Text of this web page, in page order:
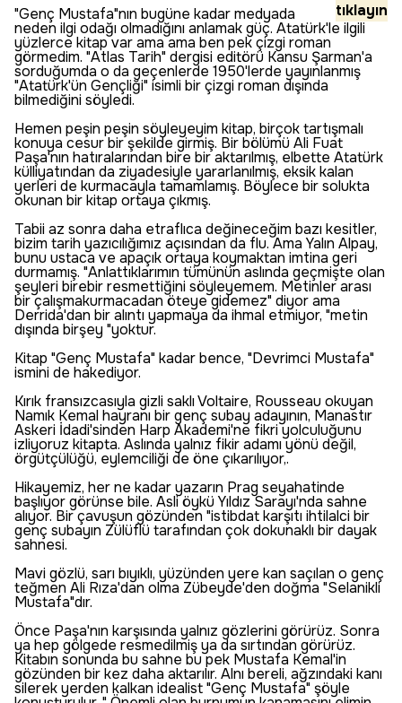
tıklayın
"Genç Mustafa"nın bugüne kadar medyada
neden ilgi odağı olmadığını anlamak güç. Atatürk'le ilgili
yüzlerce kitap var ama ama ben pek çizgi roman
görmedim. "Atlas Tarih" dergisi editörü Kansu Şarman'a
sorduğumda o da geçenlerde 1950'lerde yayınlanmış
"Atatürk'ün Gençliği" isimli bir çizgi roman dışında
bilmediğini söyledi.
Hemen peşin peşin söyleyeyim kitap, birçok tartışmalı
konuya cesur bir şekilde girmiş. Bir bölümü Ali Fuat
Paşa'nın hatıralarından bire bir aktarılmış, elbette Atatürk
külliyatından da ziyadesiyle yararlanılmış, eksik kalan
yerleri de kurmacayla tamamlamış. Böylece bir solukta
okunan bir kitap ortaya çıkmış.
Tabii az sonra daha etraflıca değineceğim bazı kesitler,
bizim tarih yazıcılığımız açısından da flu. Ama Yalın Alpay,
bunu ustaca ve apaçık ortaya koymaktan imtina geri
durmamış. "Anlattıklarımın tümünün aslında geçmişte olan
şeyleri birebir resmettiğini söyleyemem. Metinler arası
bir çalışmakurmacadan öteye gidemez" diyor ama
Derrida'dan bir alıntı yapmaya da ihmal etmiyor, "metin
dışında birşey "yoktur.
Kitap "Genç Mustafa" kadar bence, "Devrimci Mustafa"
ismini de hakediyor.
Kırık fransızcasıyla gizli saklı Voltaire, Rousseau okuyan
Namık Kemal hayranı bir genç subay adayının, Manastır
Askeri İdadi'sinden Harp Akademi'ne fikri yolculuğunu
izliyoruz kitapta. Aslında yalnız fikir adamı yönü değil,
örgütçülüğü, eylemciliği de öne çıkarılıyor,.
Hikayemiz, her ne kadar yazarın Prag seyahatinde
başlıyor görünse bile. Asli öykü Yıldız Sarayı'nda sahne
alıyor. Bir çavuşun gözünden "istibdat karşıtı ihtilalci bir
genç subayın Zülüflü tarafından çok dokunaklı bir dayak
sahnesi.
Mavi gözlü, sarı bıyıklı, yüzünden yere kan saçılan o genç
teğmen Ali Rıza'dan olma Zübeyde'den doğma "Selanikli
Mustafa"dır.
Önce Paşa'nın karşısında yalnız gözlerini görürüz. Sonra
ya hep gölgede resmedilmiş ya da sırtından görürüz.
Kitabın sonunda bu sahne bu pek Mustafa Kemal'in
gözünden bir kez daha aktarılır. Alnı bereli, ağzındaki kanı
silerek yerden kalkan idealist "Genç Mustafa" şöyle